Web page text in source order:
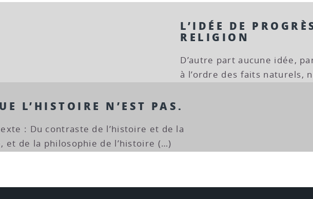
L’IDÉE DE
RELIGION
D’autre part aucune idée,
à l’ordre des faits naturels,
L’HISTOIRE N’EST PAS.
: Du contraste de l’histoire et de la
et de la philosophie de l’histoire (…)